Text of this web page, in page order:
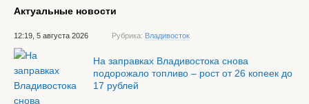
Актуальные новости
12:19, 5 августа 2026 Рубрика: Владивосток
На заправках Владивостока снова
подорожало топливо – рост от 26 копеек до
17 рублей